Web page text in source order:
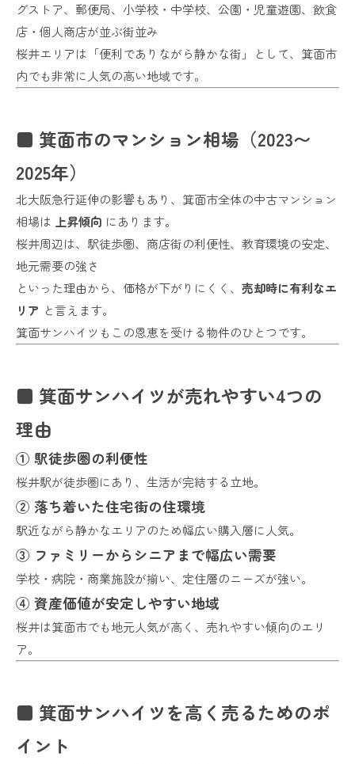
グストア、郵便局、小学校・中学校、公園・児童遊園、飲食
店・個人商店が並ぶ街並み
桜井エリアは「便利でありながら静かな街」として、箕面市
内でも非常に人気の高い地域です。
■ 箕面市のマンション相場（2023〜
2025年）
北大阪急行延伸の影響もあり、箕面市全体の中古マンション
相場は 上昇傾向 にあります。
桜井周辺は、駅徒歩圏、商店街の利便性、教育環境の安定、
地元需要の強さ
といった理由から、価格が下がりにくく、 売却時に有利なエ
リア と言えます。
箕面サンハイツもこの恩恵を受ける物件のひとつです。
■ 箕面サンハイツが売れやすい4つの
理由
① 駅徒歩圏の利便性
桜井駅が徒歩圏にあり、生活が完結する立地。
② 落ち着いた住宅街の住環境
駅近ながら静かなエリアのため幅広い購入層に人気。
③ ファミリーからシニアまで幅広い需要
学校・病院・商業施設が揃い、定住層のニーズが強い。
④ 資産価値が安定しやすい地域
桜井は箕面市でも地元人気が高く、売れやすい傾向のエリ
ア。
■ 箕面サンハイツを高く売るためのポ
イント